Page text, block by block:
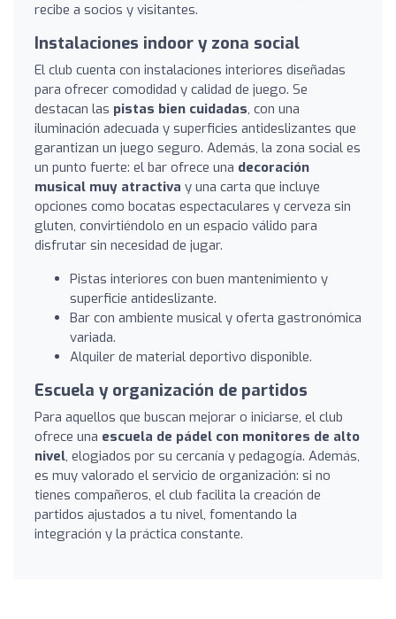
recibe a socios y visitantes.
Instalaciones indoor y zona social
El club cuenta con instalaciones interiores diseñadas
para ofrecer comodidad y calidad de juego. Se
destacan las pistas bien cuidadas, con una
iluminación adecuada y superficies antideslizantes que
garantizan un juego seguro. Además, la zona social es
un punto fuerte: el bar ofrece una decoración
musical muy atractiva y una carta que incluye
opciones como bocatas espectaculares y cerveza sin
gluten, convirtiéndolo en un espacio válido para
disfrutar sin necesidad de jugar.
Pistas interiores con buen mantenimiento y
superficie antideslizante.
Bar con ambiente musical y oferta gastronómica
variada.
Alquiler de material deportivo disponible.
Escuela y organización de partidos
Para aquellos que buscan mejorar o iniciarse, el club
ofrece una escuela de pádel con monitores de alto
nivel, elogiados por su cercanía y pedagogía. Además,
es muy valorado el servicio de organización: si no
tienes compañeros, el club facilita la creación de
partidos ajustados a tu nivel, fomentando la
integración y la práctica constante.